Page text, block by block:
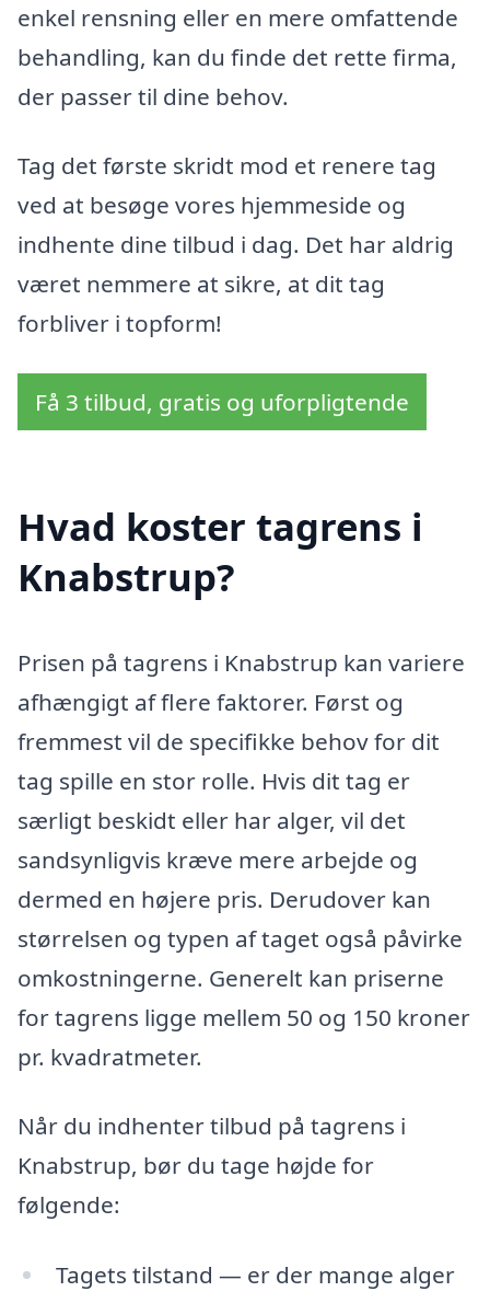
enkel rensning eller en mere omfattende
behandling, kan du finde det rette firma,
der passer til dine behov.
Tag det første skridt mod et renere tag
ved at besøge vores hjemmeside og
indhente dine tilbud i dag. Det har aldrig
været nemmere at sikre, at dit tag
forbliver i topform!
Få 3 tilbud, gratis og uforpligtende
Hvad koster tagrens i
Knabstrup?
Prisen på tagrens i Knabstrup kan variere
afhængigt af flere faktorer. Først og
fremmest vil de specifikke behov for dit
tag spille en stor rolle. Hvis dit tag er
særligt beskidt eller har alger, vil det
sandsynligvis kræve mere arbejde og
dermed en højere pris. Derudover kan
størrelsen og typen af taget også påvirke
omkostningerne. Generelt kan priserne
for tagrens ligge mellem 50 og 150 kroner
pr. kvadratmeter.
Når du indhenter tilbud på tagrens i
Knabstrup, bør du tage højde for
følgende:
Tagets tilstand — er der mange alger